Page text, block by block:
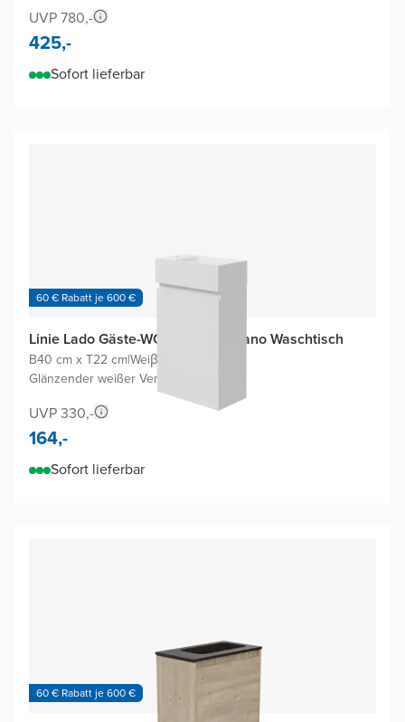
UVP 780,-
425,-
Sofort lieferbar
60 € Rabatt je 600 €
Linie Lado Gäste-WC Möbel mit Vano Waschtisch
B40 cm x T22 cm|Weiβ Matt
Glänzender weißer Verbundmarmor
UVP 330,-
164,-
Sofort lieferbar
60 € Rabatt je 600 €